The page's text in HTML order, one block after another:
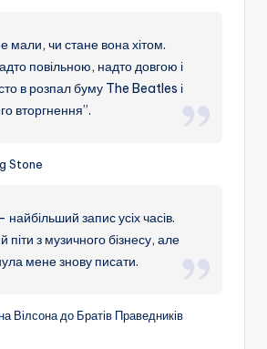
мали, чи стане вона хітом.
повільною, надто довгою і
в розпал буму The Beatles і
вторгнення”.
Stone
запис усіх часів.
піти з музичного бізнесу, але
мене знову писати.
Вілсона до Братів Праведників